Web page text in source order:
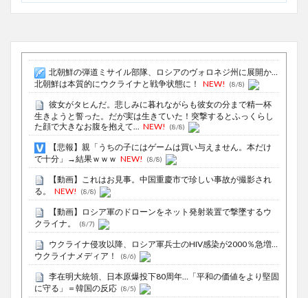
北朝鮮の弾道ミサイル部隊、ロシアのヴォロネジ州に展開か…
北朝鮮は本質的にウクライナと戦争状態に！
NEW! (8/8)
彼女がタヒんだ。悲しみに暮れながらも彼女の分まで精一杯
生きようと誓った。だが実は生きていた！突撃するとふっくらし
た顔で大きなお腹を抱えて...
NEW! (8/8)
【悲報】親「うちの子にはゲームは買い与えません。本だけ
で十分」→結果ｗｗｗ NEW! (8/8)
【動画】これはお見事。中国重慶市で珍しい事故が撮影され
る。
NEW! (8/8)
【動画】ロシア軍のドローンをネット発射装置で撃墜するウ
クライナ。
(8/7)
ウクライナ侵攻以降、ロシア軍兵士のHIV感染が2000％急増…
ウクライナメディア！
(8/6)
李在明大統領、日本原爆投下80周年…「平和の価値をより堅固
に守る」＝韓国の反応 (8/5)